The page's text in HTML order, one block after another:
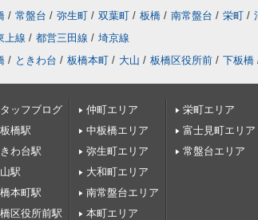
/ 常盤台 / 弥生町 / 双葉町 / 板橋 / 南常盤台 / 栄町 /
上線 / 都営三田線 / 埼京線
/ ときわ台 / 板橋本町 / 大山 / 板橋区役所前 / 下板橋
ッフブログ
橋駅
わ台駅
駅
本町駅
区役所前駅
仲町エリア
中板橋エリア
弥生町エリア
大和町エリア
南常盤台エリア
本町エリア
栄町エリア
富士見町エリア
常盤台エリア